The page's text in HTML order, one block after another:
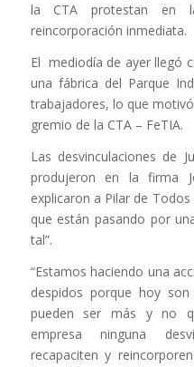
la CTA protestan en
reincorporación inmediata.
El mediodía de ayer llegó
una fábrica del Parque
trabajadores, lo que
gremio de la CTA – FeTIA.
Las desvinculaciones de
produjeron en la firma
explicaron a Pilar de
que están pasando por
tal”.
“Estamos haciendo una
despidos porque hoy
pueden ser más y no
empresa ninguna
recapaciten y